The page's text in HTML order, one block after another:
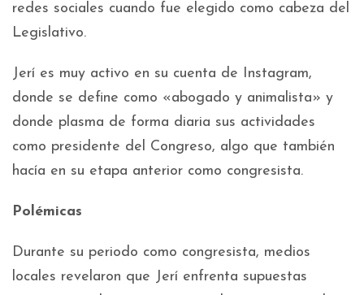
redes sociales cuando fue elegido como cabeza del
Legislativo.
Jerí es muy activo en su cuenta de Instagram,
donde se define como «abogado y animalista» y
donde plasma de forma diaria sus actividades
como presidente del Congreso, algo que también
hacía en su etapa anterior como congresista.
Polémicas
Durante su periodo como congresista, medios
locales revelaron que Jerí enfrenta supuestas